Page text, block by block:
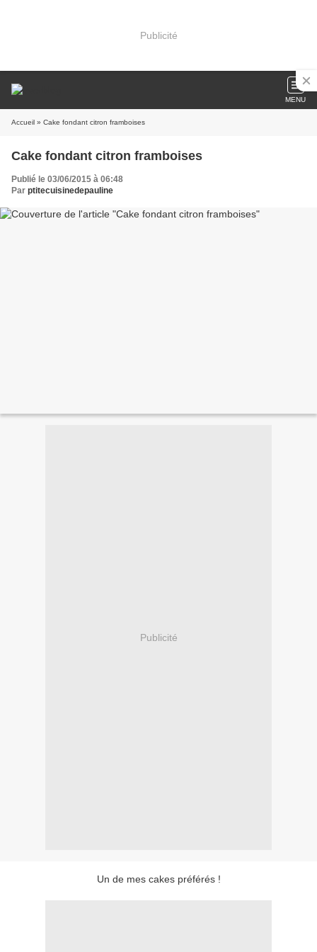
Publicité
MENU
Accueil » Cake fondant citron framboises
Cake fondant citron framboises
Publié le 03/06/2015 à 06:48
Par ptitecuisinedepauline
Publicité
Un de mes cakes préférés !